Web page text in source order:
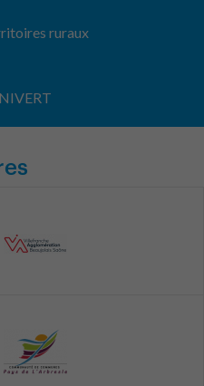
ruraux